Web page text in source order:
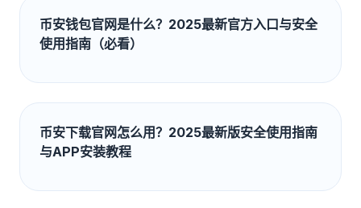
币安钱包官网是什么？2025最新官方入口与安全
使用指南（必看）
币安下载官网怎么用？2025最新版安全使用指南
与APP安装教程